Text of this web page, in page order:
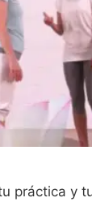
práctica y